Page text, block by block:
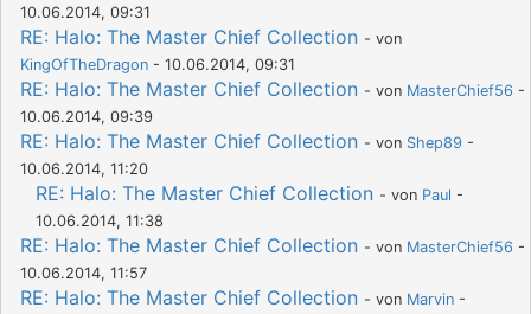
10.06.2014, 09:31
RE: Halo: The Master Chief Collection - von
KingOfTheDragon - 10.06.2014, 09:31
RE: Halo: The Master Chief Collection - von MasterChief56 -
10.06.2014, 09:39
RE: Halo: The Master Chief Collection - von Shep89 -
10.06.2014, 11:20
RE: Halo: The Master Chief Collection - von Paul -
10.06.2014, 11:38
RE: Halo: The Master Chief Collection - von MasterChief56 -
10.06.2014, 11:57
RE: Halo: The Master Chief Collection - von Marvin -